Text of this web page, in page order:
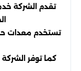
تقدم الشركة
تستخدم معدات
كما توفر